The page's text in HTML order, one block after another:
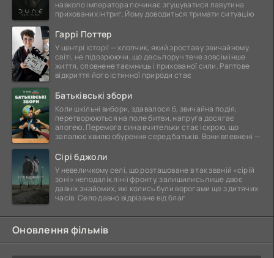
навколо імператора починає згущуватися павутина
прихованих інтриг. Йому доводиться тримати ситуацію
Гаррі Поттер
У центрі історії — хлопчик, який зростав у звичайному
світі, не підозрюючи, що десь поруч тече зовсім інше
життя, сповнене таємниць і прихованої сили. Раптове
відкриття його істинної природи стає
Батьківські збори
Коли шкільні вибори, здавалося б, звичайна подія,
перетворюються на поле битви, напруга досягає
апогею. Перемога сина вчительки стає іскрою, що
запалює хвилю обурення серед батьків. Вони впевнені —
Сірі бджоли
У невеличкому селі, що розташоване в так званій «сірій
зоні» неподалік лінії фронту, залишились лише двоє
давніх знайомих, які колись були ворогами ще з дитячих
часів. Село давно відрізане від благ
Оновлення фільмів